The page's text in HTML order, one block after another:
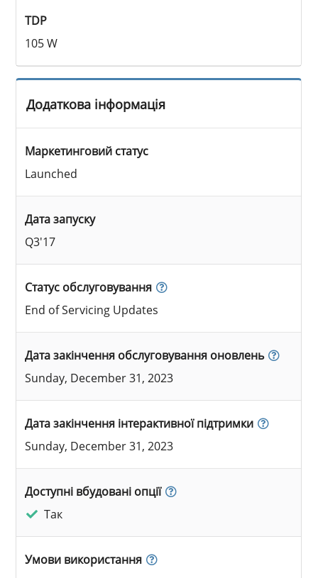
TDP
105 W
Додаткова інформація
Маркетинговий статус
Launched
Дата запуску
Q3'17
Статус обслуговування
End of Servicing Updates
Дата закінчення обслуговування оновлень
Sunday, December 31, 2023
Дата закінчення інтерактивної підтримки
Sunday, December 31, 2023
Доступні вбудовані опції
Так
Умови використання